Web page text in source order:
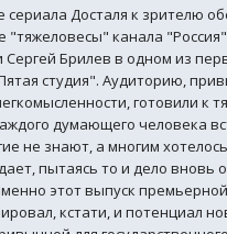
Досталя к зрителю
"тяжеловесы" канала
Сергей Брилев в одном из
студия". Аудиторию,
готовили к
думающего человека
не знают, а многим
пытаясь то и дело вновь
этот выпуск
кстати, и потенциал